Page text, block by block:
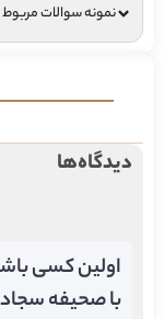
نمونه سوالات
دیدگاه‌ها
اولین کسی
با صحیفه